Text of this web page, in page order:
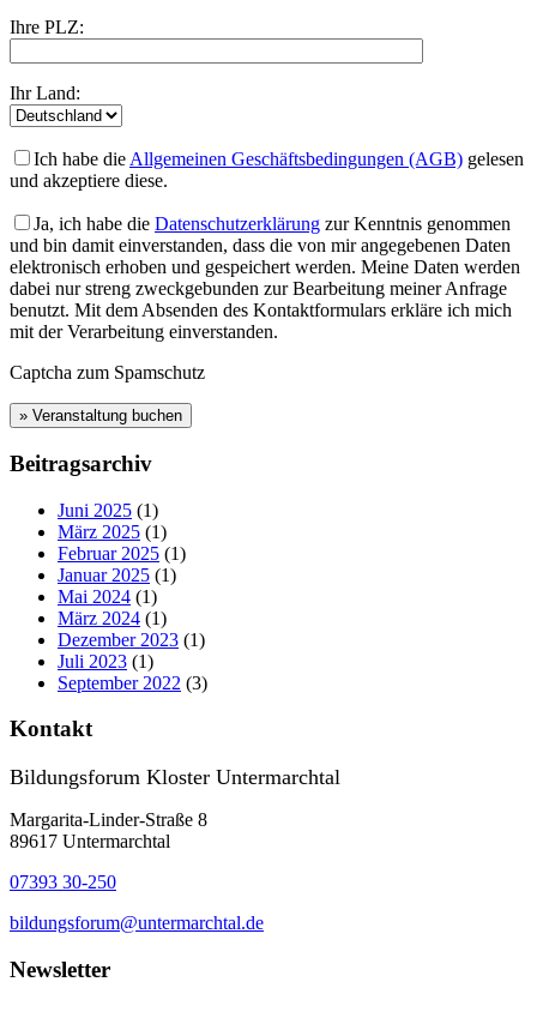
Ihre PLZ:
Ihr Land:
Ich habe die Allgemeinen Geschäftsbedingungen (AGB) gelesen
und akzeptiere diese.
Ja, ich habe die Datenschutzerklärung zur Kenntnis genommen
und bin damit einverstanden, dass die von mir angegebenen Daten
elektronisch erhoben und gespeichert werden. Meine Daten werden
dabei nur streng zweckgebunden zur Bearbeitung meiner Anfrage
benutzt. Mit dem Absenden des Kontaktformulars erkläre ich mich
mit der Verarbeitung einverstanden.
Captcha zum Spamschutz
Beitragsarchiv
Juni 2025 (1)
März 2025 (1)
Februar 2025 (1)
Januar 2025 (1)
Mai 2024 (1)
März 2024 (1)
Dezember 2023 (1)
Juli 2023 (1)
September 2022 (3)
Kontakt
Bildungsforum Kloster Untermarchtal
Margarita-Linder-Straße 8
89617 Untermarchtal
07393 30-250
bildungsforum@untermarchtal.de
Newsletter